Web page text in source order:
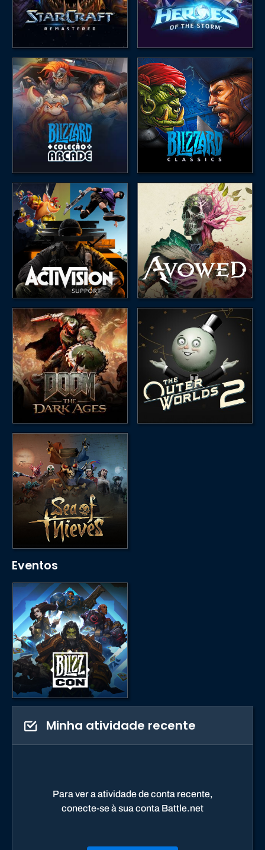
Eventos
Minha atividade recente
Para ver a atividade de conta recente,
conecte-se à sua conta Battle.net